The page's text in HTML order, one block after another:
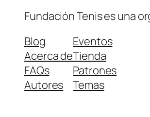
Fundación Tenis es una
Blog
Acerca de
FAQs
Autores
Eventos
Tienda
Patrones
Temas